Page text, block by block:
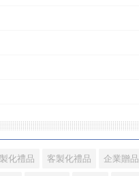
化禮品 客製化禮品 企業贈品